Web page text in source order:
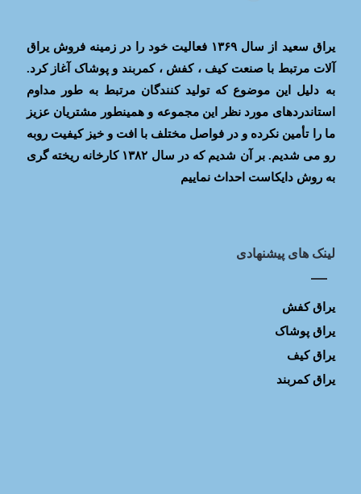
یراق سعید از سال ۱۳۶۹ فعالیت خود را در زمینه فروش یراق
آلات مرتبط با صنعت کیف ، کفش ، کمربند و پوشاک آغاز کرد.
به دلیل این موضوع که تولید کنندگان مرتبط به طور مداوم
استاندردهای مورد نظر این مجموعه و همینطور مشتریان عزیز
ما را تأمین نکرده و در فواصل مختلف با افت و خیز کیفیت روبه
رو می شدیم. بر آن شدیم که در سال ۱۳۸۲ کارخانه ریخته گری
به روش دایکاست احداث نماییم
لینک های پیشنهادی
یراق کفش
یراق پوشاک
یراق کیف
یراق کمربند